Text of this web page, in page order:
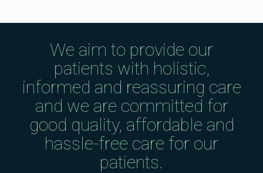
We aim to provide our
patients with holistic,
informed and reassuring care
and we are committed for
good quality, affordable and
hassle-free care for our
patients.